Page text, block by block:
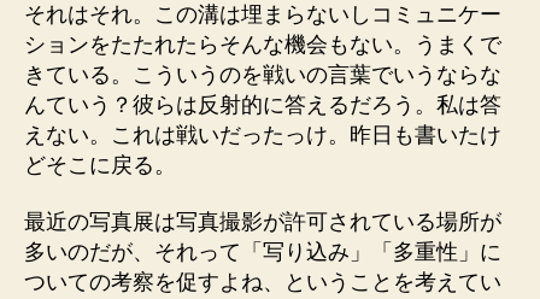
それはそれ。この溝は埋まらないしコミュニケー
ションをたたれたらそんな機会もない。うまくで
きている。こういうのを戦いの言葉でいうならな
んていう？彼らは反射的に答えるだろう。私は答
えない。これは戦いだったっけ。昨日も書いたけ
どそこに戻る。
最近の写真展は写真撮影が許可されている場所が
多いのだが、それって「写り込み」「多重性」に
ついての考察を促すよね、ということを考えてい